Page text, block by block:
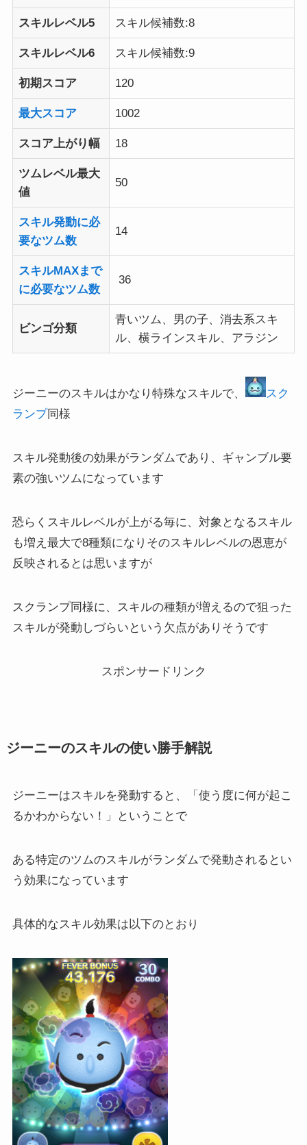
スキルレベル5 スキル候補数:8
スキルレベル6 スキル候補数:9
初期スコア 120
最大スコア 1002
スコア上がり幅 18
ツムレベル最大
値
50
スキル発動に必
要なツム数
14
スキルMAXまで
に必要なツム数
36
ビンゴ分類
青いツム、男の子、消去系スキ
ル、横ラインスキル、アラジン
ジーニーのスキルはかなり特殊なスキルで、
スク
ランプ同様
スキル発動後の効果がランダムであり、ギャンブル要
素の強いツムになっています
恐らくスキルレベルが上がる毎に、対象となるスキル
も増え最大で8種類になりそのスキルレベルの恩恵が
反映されるとは思いますが
スクランプ同様に、スキルの種類が増えるので狙った
スキルが発動しづらいという欠点がありそうです
スポンサードリンク
ジーニーのスキルの使い勝手解説
ジーニーはスキルを発動すると、「使う度に何が起こ
るかわからない！」ということで
ある特定のツムのスキルがランダムで発動されるとい
う効果になっています
具体的なスキル効果は以下のとおり